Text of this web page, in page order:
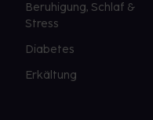
Beruhigung, Schlaf &
Stress
Diabetes
Erkältung